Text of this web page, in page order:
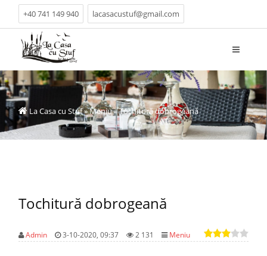
+40 741 149 940 lacasacustuf@gmail.com
La Casa cu Stuf»Meniu» Tochitură dobrogeană
Tochitură dobrogeană
Admin 3-10-2020, 09:37 2 131 Meniu